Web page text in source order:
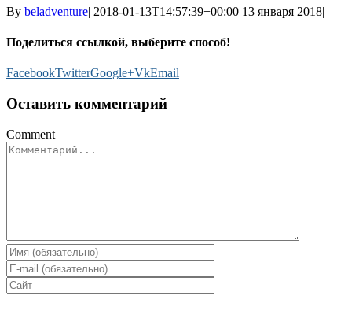
By beladventure| 2018-01-13T14:57:39+00:00 13 января 2018|
Поделиться ссылкой, выберите способ!
FacebookTwitterGoogle+VkEmail
Оставить комментарий
Comment